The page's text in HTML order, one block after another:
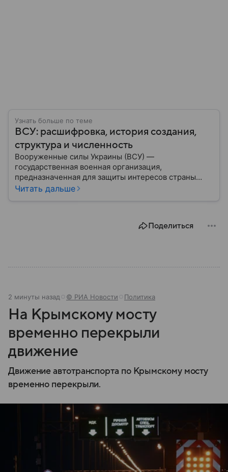
Узнать больше по теме
ВСУ: расшифровка, история создания,
структура и численность
Вооруженные силы Украины (ВСУ) —
государственная военная организация,
предназначенная для защиты интересов страны
военным путем. Была создана после
Читать дальше
Поделиться
2 минуты назад © РИА Новости Политика
На Крымскому мосту
временно перекрыли
движение
Движение автотранспорта по Крымскому мосту
временно перекрыли.